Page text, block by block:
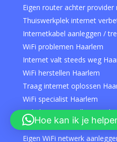
Eigen router achter
Thuiswerkplek internet
Internetkabel aanleggen /
WiFi problemen Haarlem
Internet valt steeds weg
WiFi herstellen Haarlem
Traag internet oplossen
WiFi specialist Haarlem
Hulp bij WiFi instellen
Netwerkstoring oplossen
Eigen WiFi netwerk
Hoe kan ik je